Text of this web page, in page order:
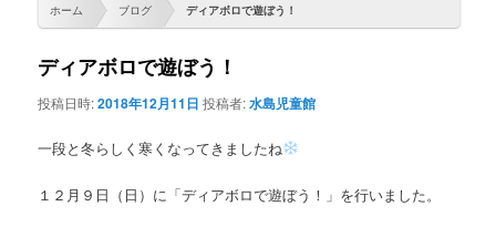
ホーム ブログ ディアボロで遊ぼう！
ディアボロで遊ぼう！
投稿日時:2018年12月11日 投稿者:水島児童館
一段と冬らしく寒くなってきましたね
１２月９日（日）に「ディアボロで遊ぼう！」を行いました。